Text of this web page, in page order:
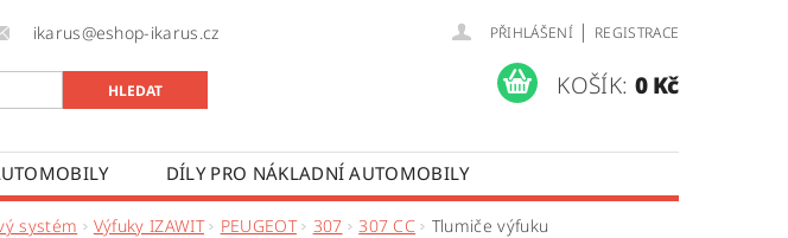
ikarus@eshop-ikarus.cz PŘIHLÁŠENÍ | REGISTRACE
KOŠÍK: 0 Kč
DÍLY PRO NÁKLADNÍ AUTOMOBILY
STROJE
VÝROBA A OPRAVY LISTOVÝCH PER
systém Výfuky IZAWIT PEUGEOT 307 307 CC Tlumiče výfuku